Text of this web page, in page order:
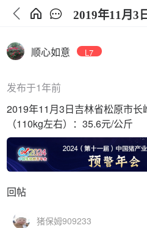
顺心如意 L7
发布于1年前
2019年11月3日吉林省松原市
（110kg左右）：35.6元/公斤
回帖
猪保姆909233